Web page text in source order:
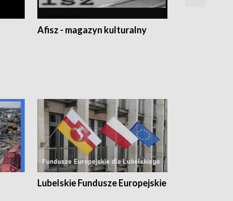
Afisz - magazyn kulturalny
Lubelskie Fundusze Europejskie